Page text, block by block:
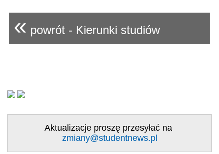
« powrót - Kierunki studiów
Aktualizacje proszę przesyłać na
zmiany@studentnews.pl